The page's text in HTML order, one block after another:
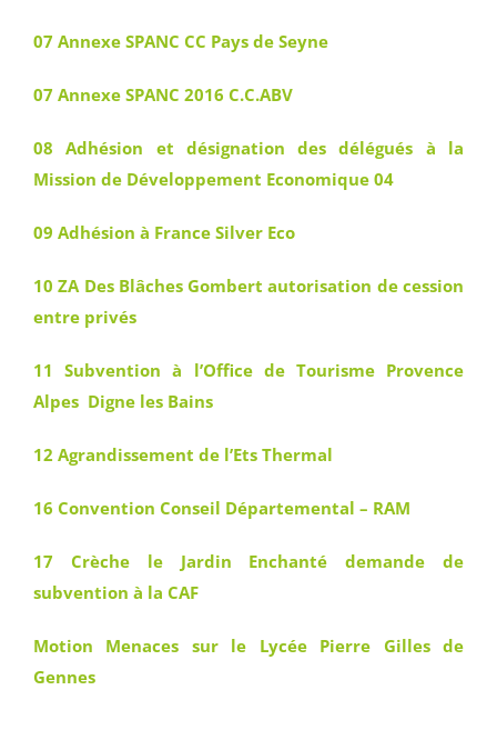
07 Annexe SPANC CC Pays de Seyne
07 Annexe SPANC 2016 C.C.ABV
08 Adhésion et désignation des délégués à la
Mission de Développement Economique 04
09 Adhésion à France Silver Eco
10 ZA Des Blâches Gombert autorisation de cession
entre privés
11 Subvention à l’Office de Tourisme Provence
Alpes Digne les Bains
12 Agrandissement de l’Ets Thermal
16 Convention Conseil Départemental – RAM
17 Crèche le Jardin Enchanté demande de
subvention à la CAF
Motion Menaces sur le Lycée Pierre Gilles de
Gennes